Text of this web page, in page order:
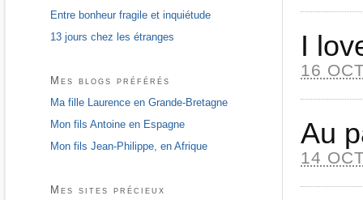
I
16
Au
14
Entre bonheur fragile et inquiétude
13 jours chez les étranges
Mes blogs préférés
Ma fille Laurence en Grande-Bretagne
Mon fils Antoine en Espagne
Mon fils Jean-Philippe, en Afrique
Mes sites précieux